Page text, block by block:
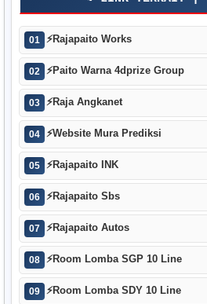
01 ⚡Rajapaito Works
02 ⚡Paito Warna 4dprize Group
03 ⚡Raja Angkanet
04 ⚡Website Mura Prediksi
05 ⚡Rajapaito INK
06 ⚡Rajapaito Sbs
07 ⚡Rajapaito Autos
08 ⚡Room Lomba SGP 10 Line
09 ⚡Room Lomba SDY 10 Line